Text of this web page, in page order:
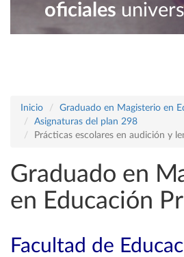
oficiales
Inicio
Graduado en Magisterio en
Asignaturas del plan 298
Prácticas escolares en audición y
Graduado en
en Educación
Facultad de